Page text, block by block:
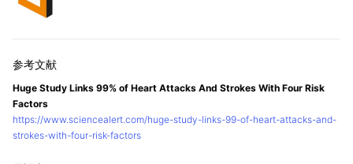
Huge Study Links 99% of Heart Attacks And Strokes With Four Risk
Factors
https://www.sciencealert.com/huge-study-links-99-of-heart-attacks-and-
strokes-with-four-risk-factors